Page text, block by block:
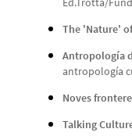
The 'Nature'
Antropología
antropología
Noves
Talking